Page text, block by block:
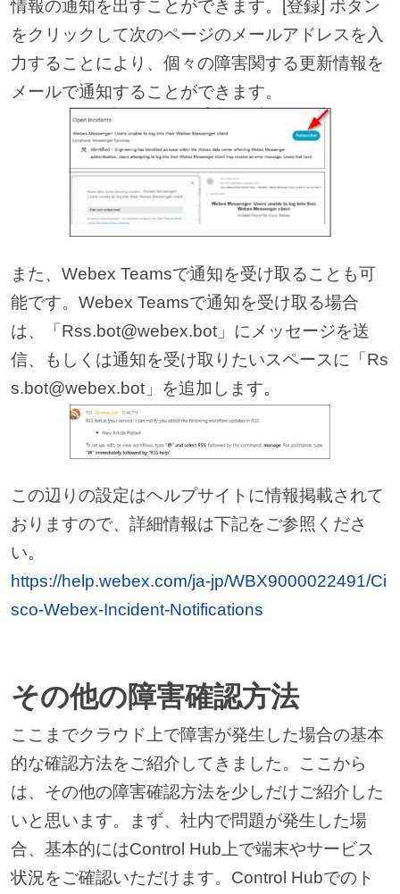
情報の通知を出すことができます。[登録] ボタン
をクリックして次のページのメールアドレスを入
力することにより、個々の障害関する更新情報を
メールで通知することができます。
また、Webex Teamsで通知を受け取ることも可
能です。Webex Teamsで通知を受け取る場合
は、「Rss.bot@webex.bot」にメッセージを送
信、もしくは通知を受け取りたいスペースに「Rs
s.bot@webex.bot」を追加します。
この辺りの設定はヘルプサイトに情報掲載されて
おりますので、詳細情報は下記をご参照くださ
い。
https://help.webex.com/ja-jp/WBX9000022491/Ci
sco-Webex-Incident-Notifications
その他の障害確認方法
ここまでクラウド上で障害が発生した場合の基本
的な確認方法をご紹介してきました。ここから
は、その他の障害確認方法を少しだけご紹介した
いと思います。まず、社内で問題が発生した場
合、基本的にはControl Hub上で端末やサービス
状況をご確認いただけます。Control Hubでのト